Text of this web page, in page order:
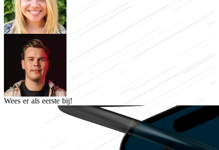
Wees er als eerste bij!